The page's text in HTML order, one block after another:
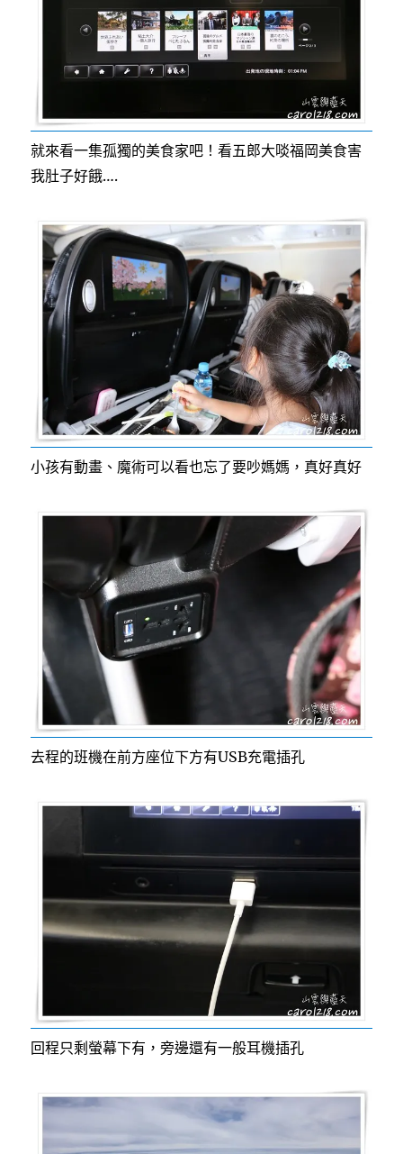
就來看一集孤獨的美食家吧！看五郎大啖福岡美食害
我肚子好餓….
小孩有動畫、魔術可以看也忘了要吵媽媽，真好真好
去程的班機在前方座位下方有USB充電插孔
回程只剩螢幕下有，旁邊還有一般耳機插孔